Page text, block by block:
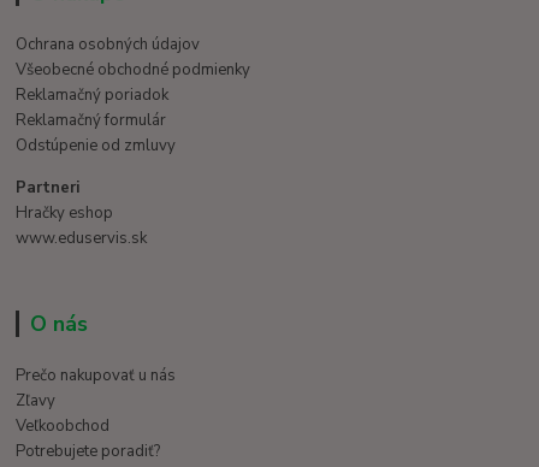
Ochrana osobných údajov
Všeobecné obchodné podmienky
Reklamačný poriadok
Reklamačný formulár
Odstúpenie od zmluvy
Partneri
Hračky eshop
www.eduservis.sk
O nás
Prečo nakupovať u nás
Zľavy
Veľkoobchod
Potrebujete poradiť?